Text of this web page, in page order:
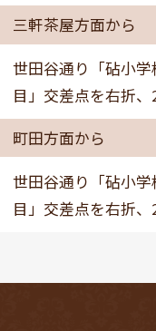
三軒茶屋方面から
世田谷通り「砧小
目」交差点を右折
町田方面から
世田谷通り「砧小
目」交差点を右折